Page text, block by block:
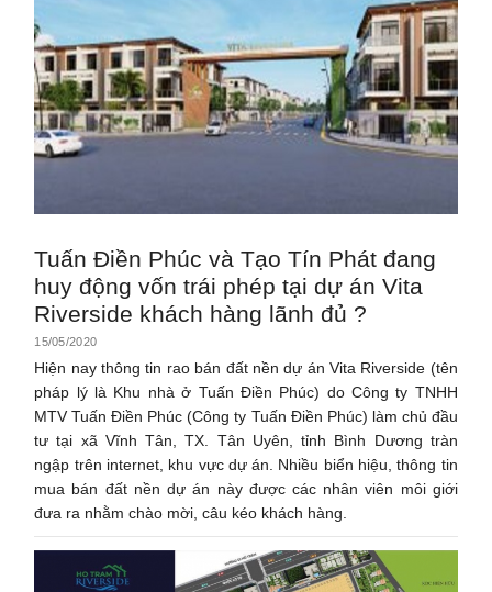
Tuấn Điền Phúc và Tạo Tín Phát đang
huy động vốn trái phép tại dự án Vita
Riverside khách hàng lãnh đủ ?
15/05/2020
Hiện nay thông tin rao bán đất nền dự án Vita Riverside (tên
pháp lý là Khu nhà ở Tuấn Điền Phúc) do Công ty TNHH
MTV Tuấn Điền Phúc (Công ty Tuấn Điền Phúc) làm chủ đầu
tư tại xã Vĩnh Tân, TX. Tân Uyên, tỉnh Bình Dương tràn
ngập trên internet, khu vực dự án. Nhiều biển hiệu, thông tin
mua bán đất nền dự án này được các nhân viên môi giới
đưa ra nhằm chào mời, câu kéo khách hàng.